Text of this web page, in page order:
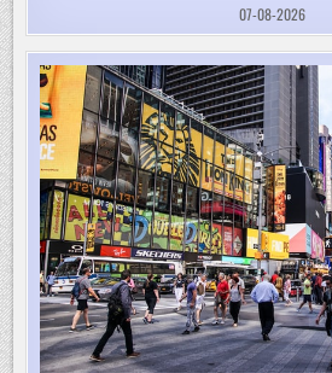
07-08-2026